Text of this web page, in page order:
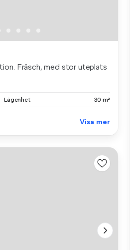
Fräsch, med stor uteplats
Lägenhet 30 m²
Visa mer